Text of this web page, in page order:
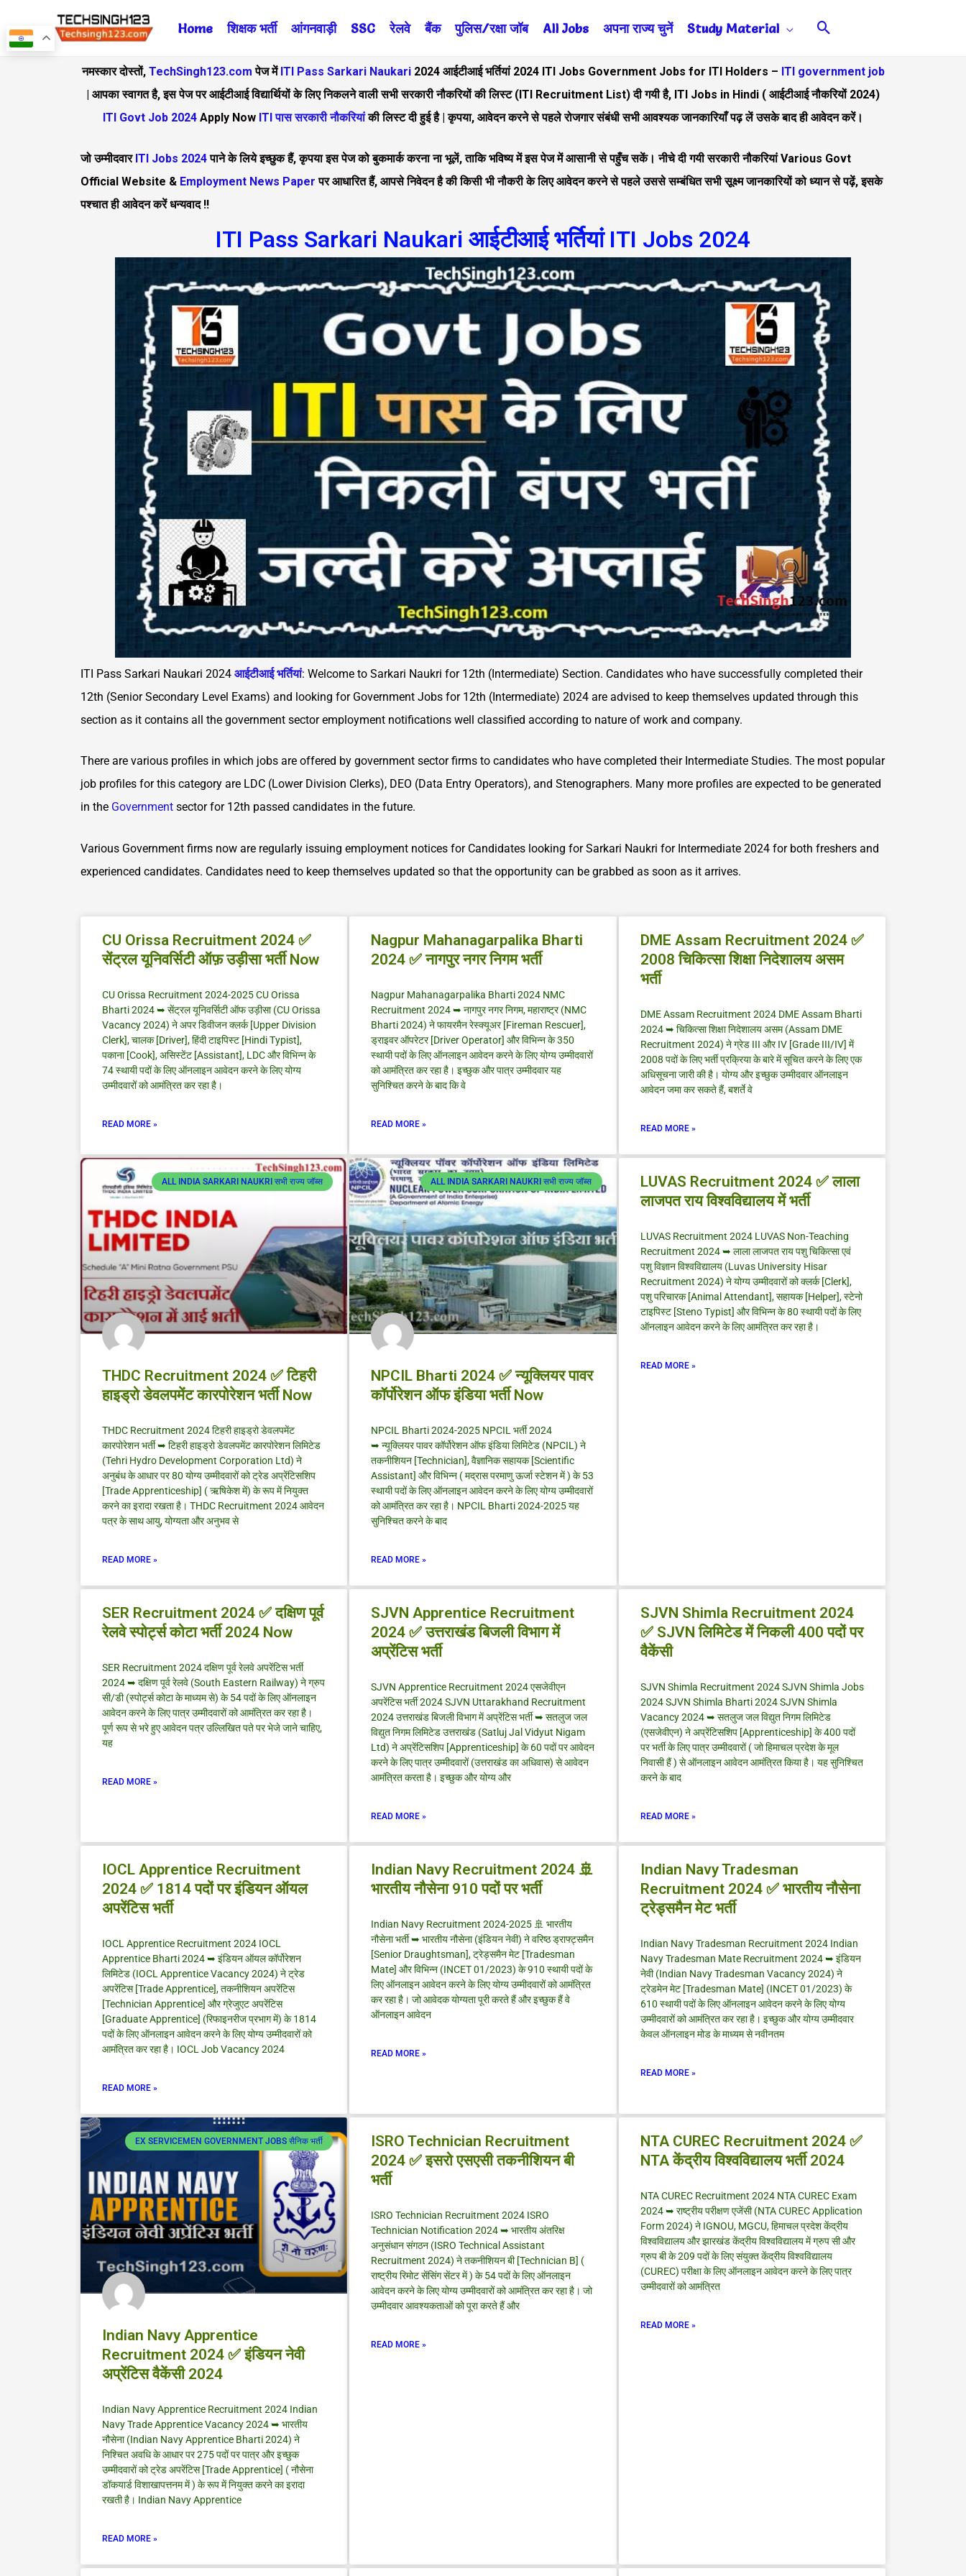
to
Home शिक्षक भर्ती आंगनवाड़ी SSC रेलवे बैंक पुलिस/रक्षा जॉब All Jobs अपना राज्य चुनें Study Material Search
नमस्कार दोस्तों, TechSingh123.com पेज मेंITI Pass Sarkari Naukari 2024 आईटीआई भर्तियां 2024 ITI Jobs Government Jobs for ITI Holders – ITI government job
| आपका स्वागत है, इस पेज पर आईटीआई विद्यार्थियों के लिए निकलने वाली सभी सरकारी नौकरियों की लिस्ट (ITI Recruitment List) दी गयी है, ITI Jobs in Hindi ( आईटीआई नौकरियों 2024)
ITI Govt Job 2024 Apply Now ITI पास सरकारी नौकरियांकी लिस्ट दी हुई है | कृपया, आवेदन करने से पहले रोजगार संबंधी सभी आवश्यक जानकारियाँ पढ़ लें उसके बाद ही आवेदन करें।
जो उम्मीदवार ITI Jobs 2024पाने के लिये इच्छुक हैं, कृपया इस पेज को बुकमार्क करना ना भूलें, ताकि भविष्य में इस पेज में आसानी से पहुँच सकें। नीचे दी गयी सरकारी नौकरियां Various Govt
Official Website & Employment News Paper पर आधारित हैं, आपसे निवेदन है की किसी भी नौकरी के लिए आवेदन करने से पहले उससे सम्बंधित सभी सूक्ष्म जानकारियों को ध्यान से पढ़ें, इसके
पश्चात ही आवेदन करें धन्यवाद !!
ITI Pass Sarkari Naukari आईटीआई भर्तियां ITI Jobs​ 2024
ITI Pass Sarkari Naukari 2024 आईटीआई भर्तियां: Welcome to Sarkari Naukri for 12th (Intermediate) Section. Candidates who have successfully completed their
12th (Senior Secondary Level Exams) and looking for Government Jobs for 12th (Intermediate) 2024 are advised to keep themselves updated through this
section as it contains all the government sector employment notifications well classified according to nature of work and company.
There are various profiles in which jobs are offered by government sector firms to candidates who have completed their Intermediate Studies. The most popular
job profiles for this category are LDC (Lower Division Clerks), DEO (Data Entry Operators), and Stenographers. Many more profiles are expected to be generated
in the Government sector for 12th passed candidates in the future.
Various Government firms now are regularly issuing employment notices for Candidates looking for Sarkari Naukri for Intermediate 2024 for both freshers and
experienced candidates. Candidates need to keep themselves updated so that the opportunity can be grabbed as soon as it arrives.
CU Orissa Recruitment 2024 ✅
सेंट्रल यूनिवर्सिटी ऑफ़ उड़ीसा भर्ती Now
CU Orissa Recruitment 2024-2025 CU Orissa
Bharti 2024 ➥ सेंट्रल यूनिवर्सिटी ऑफ उड़ीसा (CU Orissa
Vacancy 2024) ने अपर डिवीजन क्लर्क [Upper Division
Clerk], चालक [Driver], हिंदी टाइपिस्ट [Hindi Typist],
पकाना [Cook], असिस्टेंट [Assistant], LDC और विभिन्न के
74 स्थायी पदों के लिए ऑनलाइन आवेदन करने के लिए योग्य
उम्मीदवारों को आमंत्रित कर रहा है।
READ MORE »
Nagpur Mahanagarpalika Bharti
2024 ✅ नागपुर नगर निगम भर्ती
Nagpur Mahanagarpalika Bharti 2024 NMC
Recruitment 2024 ➥ नागपुर नगर निगम, महाराष्ट्र (NMC
Bharti 2024) ने फायरमैन रेस्क्यूअर [Fireman Rescuer],
ड्राइवर ऑपरेटर [Driver Operator] और विभिन्न के 350
स्थायी पदों के लिए ऑनलाइन आवेदन करने के लिए योग्य उम्मीदवारों
को आमंत्रित कर रहा है। इच्छुक और पात्र उम्मीदवार यह
सुनिश्चित करने के बाद कि वे
READ MORE »
DME Assam Recruitment 2024 ✅
2008 चिकित्सा शिक्षा निदेशालय असम
भर्ती
DME Assam Recruitment 2024 DME Assam Bharti
2024 ➥ चिकित्सा शिक्षा निदेशालय असम (Assam DME
Recruitment 2024) ने ग्रेड III और IV [Grade III/IV] में
2008 पदों के लिए भर्ती प्रक्रिया के बारे में सूचित करने के लिए एक
अधिसूचना जारी की है। योग्य और इच्छुक उम्मीदवार ऑनलाइन
आवेदन जमा कर सकते हैं, बशर्ते वे
READ MORE »
ALL INDIA SARKARI NAUKRI सभी राज्य जॉब्स
THDC Recruitment 2024 ✅ टिहरी
हाइड्रो डेवलपमेंट कारपोरेशन भर्ती Now
THDC Recruitment 2024 टिहरी हाइड्रो डेवलपमेंट
कारपोरेशन भर्ती ➥ टिहरी हाइड्रो डेवलपमेंट कारपोरेशन लिमिटेड
(Tehri Hydro Development Corporation Ltd) ने
अनुबंध के आधार पर 80 योग्य उम्मीदवारों को ट्रेड अप्रेंटिसशिप
[Trade Apprenticeship] ( ऋषिकेश में) के रूप में नियुक्त
करने का इरादा रखता है। THDC Recruitment 2024 आवेदन
पत्र के साथ आयु, योग्यता और अनुभव से
READ MORE »
ALL INDIA SARKARI NAUKRI सभी राज्य जॉब्स
NPCIL Bharti 2024 ✅ न्यूक्लियर पावर
कॉर्पोरेशन ऑफ इंडिया भर्ती Now
NPCIL Bharti 2024-2025 NPCIL भर्ती 2024
➥ न्यूक्लियर पावर कॉर्पोरेशन ऑफ इंडिया लिमिटेड (NPCIL) ने
तकनीशियन [Technician], वैज्ञानिक सहायक [Scientific
Assistant] और विभिन्न ( मद्रास परमाणु ऊर्जा स्टेशन में ) के 53
स्थायी पदों के लिए ऑनलाइन आवेदन करने के लिए योग्य उम्मीदवारों
को आमंत्रित कर रहा है। NPCIL Bharti 2024-2025 यह
सुनिश्चित करने के बाद
READ MORE »
LUVAS Recruitment 2024 ✅ लाला
लाजपत राय विश्वविद्यालय में भर्ती
LUVAS Recruitment 2024 LUVAS Non-Teaching
Recruitment 2024 ➥ लाला लाजपत राय पशु चिकित्सा एवं
पशु विज्ञान विश्वविद्यालय (Luvas University Hisar
Recruitment 2024) ने योग्य उम्मीदवारों को क्लर्क [Clerk],
पशु परिचारक [Animal Attendant], सहायक [Helper], स्टेनो
टाइपिस्ट [Steno Typist] और विभिन्न के 80 स्थायी पदों के लिए
ऑनलाइन आवेदन करने के लिए आमंत्रित कर रहा है।
READ MORE »
SER Recruitment 2024 ✅ दक्षिण पूर्व
रेलवे स्पोर्ट्स कोटा भर्ती 2024 Now
SER Recruitment 2024 दक्षिण पूर्व रेलवे अपरेंटिस भर्ती
2024 ➥ दक्षिण पूर्व रेलवे (South Eastern Railway) ने ग्रुप
सी/डी (स्पोर्ट्स कोटा के माध्यम से) के 54 पदों के लिए ऑनलाइन
आवेदन करने के लिए पात्र उम्मीदवारों को आमंत्रित कर रहा है।
पूर्ण रूप से भरे हुए आवेदन पत्र उल्लिखित पते पर भेजे जाने चाहिए,
यह
READ MORE »
SJVN Apprentice Recruitment
2024 ✅ उत्तराखंड बिजली विभाग में
अप्रेंटिस भर्ती
SJVN Apprentice Recruitment 2024 एसजेवीएन
अपरेंटिस भर्ती 2024 SJVN Uttarakhand Recruitment
2024 उत्तराखंड बिजली विभाग में अप्रेंटिस भर्ती ➥ सतलुज जल
विद्युत निगम लिमिटेड उत्तराखंड (Satluj Jal Vidyut Nigam
Ltd) ने अप्रेंटिसशिप [Apprenticeship] के 60 पदों पर आवेदन
करने के लिए पात्र उम्मीदवारों (उत्तराखंड का अधिवास) से आवेदन
आमंत्रित करता है। इच्छुक और योग्य और
READ MORE »
SJVN Shimla Recruitment 2024
✅ SJVN लिमिटेड में निकली 400 पदों पर
वैकेंसी
SJVN Shimla Recruitment 2024 SJVN Shimla Jobs
2024 SJVN Shimla Bharti 2024 SJVN Shimla
Vacancy 2024 ➥ सतलुज जल विद्युत निगम लिमिटेड
(एसजेवीएन) ने अप्रेंटिसशिप [Apprenticeship] के 400 पदों
पर भर्ती के लिए पात्र उम्मीदवारों ( जो हिमाचल प्रदेश के मूल
निवासी हैं ) से ऑनलाइन आवेदन आमंत्रित किया है। यह सुनिश्चित
करने के बाद
READ MORE »
IOCL Apprentice Recruitment
2024 ✅ 1814 पदों पर इंडियन ऑयल
अपरेंटिस भर्ती
IOCL Apprentice Recruitment 2024 IOCL
Apprentice Bharti 2024 ➥ इंडियन ऑयल कॉर्पोरेशन
लिमिटेड (IOCL Apprentice Vacancy 2024) ने ट्रेड
अपरेंटिस [Trade Apprentice], तकनीशियन अपरेंटिस
[Technician Apprentice] और ग्रेजुएट अपरेंटिस
[Graduate Apprentice] (रिफाइनरीज प्रभाग में) के 1814
पदों के लिए ऑनलाइन आवेदन करने के लिए योग्य उम्मीदवारों को
आमंत्रित कर रहा है। IOCL Job Vacancy 2024
READ MORE »
Indian Navy Recruitment 2024 🚢
भारतीय नौसेना 910 पदों पर भर्ती
Indian Navy Recruitment 2024-2025 🚢 भारतीय
नौसेना भर्ती ➥ भारतीय नौसेना (इंडियन नेवी) ने वरिष्ठ ड्राफ्ट्समैन
[Senior Draughtsman], ट्रेड्समैन मेट [Tradesman
Mate] और विभिन्न (INCET 01/2023) के 910 स्थायी पदों के
लिए ऑनलाइन आवेदन करने के लिए योग्य उम्मीदवारों को आमंत्रित
कर रहा है। जो आवेदक योग्यता पूरी करते हैं और इच्छुक हैं वे
ऑनलाइन आवेदन
READ MORE »
Indian Navy Tradesman
Recruitment 2024 ✅ भारतीय नौसेना
ट्रेड्समैन मेट भर्ती
Indian Navy Tradesman Recruitment 2024 Indian
Navy Tradesman Mate Recruitment 2024 ➥ इंडियन
नेवी (Indian Navy Tradesman Vacancy 2024) ने
ट्रेडमेन मेट [Tradesman Mate] (INCET 01/2023) के
610 स्थायी पदों के लिए ऑनलाइन आवेदन करने के लिए योग्य
उम्मीदवारों को आमंत्रित कर रहा है। इच्छुक और योग्य उम्मीदवार
केवल ऑनलाइन मोड के माध्यम से नवीनतम
READ MORE »
EX SERVICEMEN GOVERNMENT JOBS सैनिक भर्ती
Indian Navy Apprentice
Recruitment 2024 ✅ इंडियन नेवी
अप्रेंटिस वैकेंसी 2024
Indian Navy Apprentice Recruitment 2024 Indian
Navy Trade Apprentice Vacancy 2024 ➥ भारतीय
नौसेना (Indian Navy Apprentice Bharti 2024) ने
निश्चित अवधि के आधार पर 275 पदों पर पात्र और इच्छुक
उम्मीदवारों को ट्रेड अपरेंटिस [Trade Apprentice] ( नौसेना
डॉकयार्ड विशाखापत्तनम में ) के रूप में नियुक्त करने का इरादा
रखती है। Indian Navy Apprentice
READ MORE »
ISRO Technician Recruitment
2024 ✅ इसरो एसएसी तकनीशियन बी
भर्ती
ISRO Technician Recruitment 2024 ISRO
Technician Notification 2024 ➥ भारतीय अंतरिक्ष
अनुसंधान संगठन (ISRO Technical Assistant
Recruitment 2024) ने तकनीशियन बी [Technician B] (
राष्ट्रीय रिमोट सेंसिंग सेंटर में ) के 54 पदों के लिए ऑनलाइन
आवेदन करने के लिए योग्य उम्मीदवारों को आमंत्रित कर रहा है। जो
उम्मीदवार आवश्यकताओं को पूरा करते हैं और
READ MORE »
NTA CUREC Recruitment 2024 ✅
NTA केंद्रीय विश्वविद्यालय भर्ती 2024
NTA CUREC Recruitment 2024 NTA CUREC Exam
2024 ➥ राष्ट्रीय परीक्षण एजेंसी (NTA CUREC Application
Form 2024) ने IGNOU, MGCU, हिमाचल प्रदेश केंद्रीय
विश्वविद्यालय और झारखंड केंद्रीय विश्वविद्यालय में ग्रुप सी और
ग्रुप बी के 209 पदों के लिए संयुक्त केंद्रीय विश्वविद्यालय
(CUREC) परीक्षा के लिए ऑनलाइन आवेदन करने के लिए पात्र
उम्मीदवारों को आमंत्रित
READ MORE »
a
e
a
g
e
a
e
a
e
a
e
a
e
a
e